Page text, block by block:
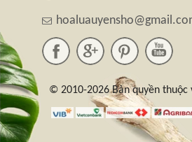
© 2010-2026 Bản quyền thuộc